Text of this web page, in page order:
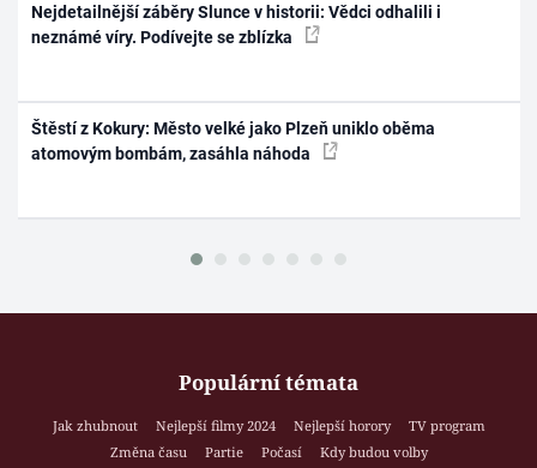
Nejdetailnější záběry Slunce v historii: Vědci odhalili i
neznámé víry. Podívejte se zblízka
Štěstí z Kokury: Město velké jako Plzeň uniklo oběma
atomovým bombám, zasáhla náhoda
Populární témata
Jak zhubnout Nejlepší filmy 2024 Nejlepší horory
TV program
Změna času
Partie Počasí
Kdy budou volby